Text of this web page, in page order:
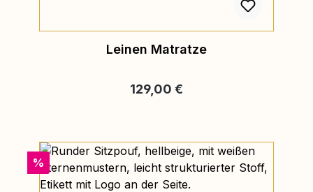
Leinen Matratze
Regulärer Preis:
129,00 €
Rabatt
%